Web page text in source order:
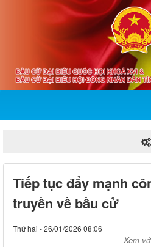
Tiếp tục đẩy mạnh
truyền về bầu cử
Thứ hai - 26/01/2026 08:06
Xem